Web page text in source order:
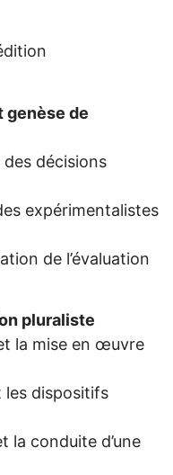
genèse de
décisions
expérimentalistes
de l’évaluation
pluraliste
la mise en œuvre
les dispositifs
la conduite d’une